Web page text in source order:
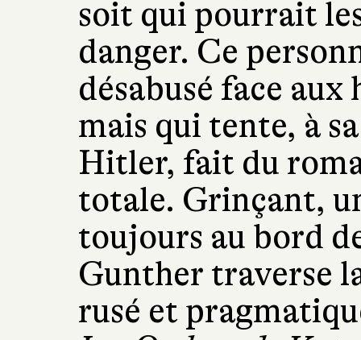
soit qui pourrait
danger. Ce
désabusé face
mais qui tente, à
Hitler, fait du
totale. Grinçant,
toujours au bord
Gunther traverse
rusé et